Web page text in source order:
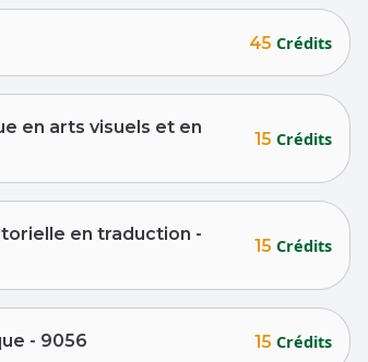
45 Crédits
en arts visuels et en
15 Crédits
en traduction -
15 Crédits
- 9056 15 Crédits